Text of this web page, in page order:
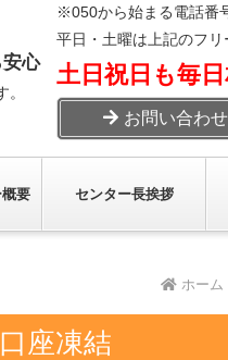
心
※050から始まる電話番
平日・土曜は上記のフリ
土日祝日も毎
お問い合わ
要 センター長挨拶
ホーム
座凍結